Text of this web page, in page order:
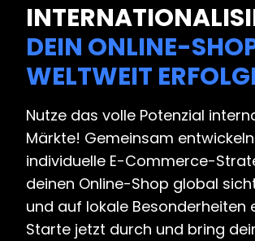
DEIN ONLINE-
WELTWEIT
Nutze das volle Potenzial
Märkte! Gemeinsam
individuelle E-Commerce-
deinen Online-Shop global
und auf lokale Besonderheiten
Starte jetzt durch und bring